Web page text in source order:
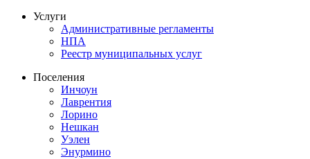
Услуги
Административные регламенты
НПА
Реестр муниципальных услуг
Поселения
Инчоун
Лаврентия
Лорино
Нешкан
Уэлен
Энурмино